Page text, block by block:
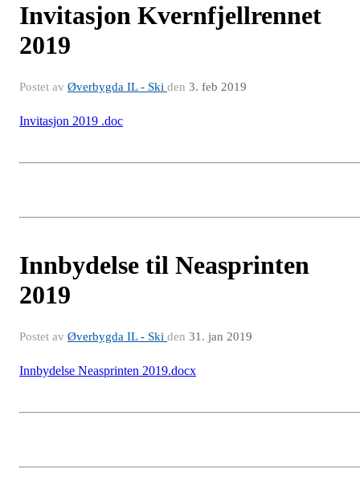
Invitasjon Kvernfjellrennet
2019
Postet av Øverbygda IL - Ski den 3. feb 2019
Invitasjon 2019 .doc
Innbydelse til Neasprinten
2019
Postet av Øverbygda IL - Ski den 31. jan 2019
Innbydelse Neasprinten 2019.docx